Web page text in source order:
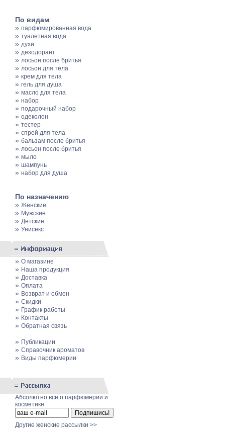
По видам
» парфюмированная вода
» туалетная вода
» духи
» дезодорант
» лосьон после бритья
» лосьон для тела
» крем для тела
» гель для душа
» масло для тела
» набор
» подарочный набор
» одеколон
» тестер
» спрей для тела
» бальзам после бритья
» лосьон после бритья
» мыло
» шампунь
» набор для душа
По назначению
» Женские
» Мужские
» Детские
» Унисекс
» О магазине
» Наша продукция
» Доставка
» Оплата
» Возврат и обмен
» Скидки
» График работы
» Контакты
» Обратная связь
» Публикации
» Cправочник ароматов
» Виды парфюмерии
Абсолютно всё о парфюмерии и
косметике
Другие женские рассылки >>